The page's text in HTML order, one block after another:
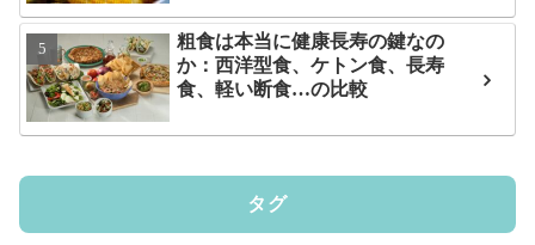
粗食は本当に健康長寿の鍵なの
か：西洋型食、ケトン食、長寿
食、軽い断食…の比較
タグ